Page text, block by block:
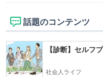
話題のコンテンツ
【診断】セルフ
社会人ライフ